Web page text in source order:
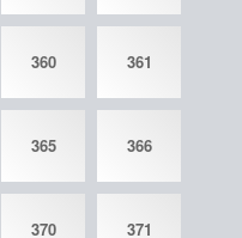
360 361
365 366
370 371